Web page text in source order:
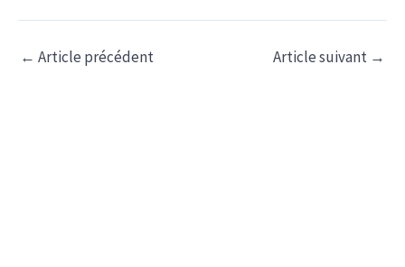
← Article précédent Article suivant →